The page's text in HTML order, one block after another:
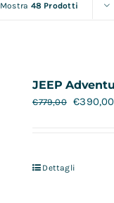
Mostra 48 Prodotti
JEEP
€779,00 €390,00
Dettagli